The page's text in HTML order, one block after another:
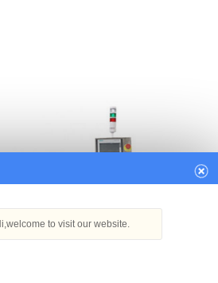
Hi,welcome to visit our website.